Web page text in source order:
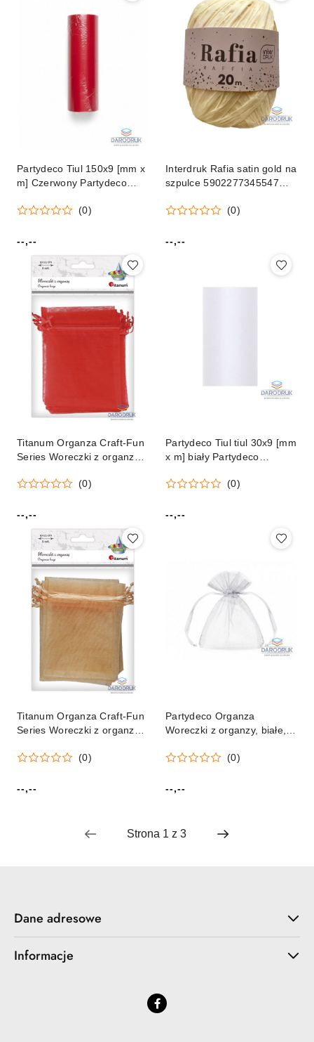
Partydeco Tiul 150x9 [mm x
m] Czerwony Partydeco
(0)
Cena:
--,--
Interdruk Rafia satin gold na
szpulce 5902277345547
(0)
Cena:
--,--
Titanum Organza Craft-Fun
Series Woreczki z organzy
(25BJ033127-6)
(0)
Cena:
--,--
Partydeco Tiul tiul 30x9 [mm
x m] biały Partydeco
(0)
Cena:
--,--
Titanum Organza Craft-Fun
Series Woreczki z organzy
(25BJ033127-5)
(0)
Cena:
--,--
Partydeco Organza
Woreczki z organzy, białe,
(WRG5-008-10)
(0)
Cena:
--,--
Dane adresowe
Informacje